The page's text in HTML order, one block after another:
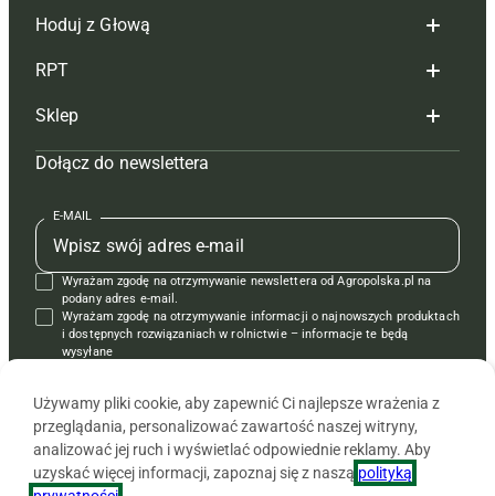
Redakcja
Reklama
Tagi
Mapa serwisu
Kontakt
Regulamin
Polityka prywatności
Hoduj z Głową
Hoduj z głową bydło
Hoduj z głową świnie
Prenumerata
Redakcja
Kontakt
Reklama
RPT
Redakcja
Prenumerata
Reklama
Kontakt
Krzyżówki
Sklep
Czasopisma i prenumerata
Książki
Regulamin
Dołącz do newslettera
E-MAIL
Wyrażam zgodę na otrzymywanie newslettera od Agropolska.pl na
podany adres e-mail.
Wyrażam zgodę na otrzymywanie informacji o najnowszych produktach
i dostępnych rozwiązaniach w rolnictwie – informacje te będą
wysyłane
Używamy pliki cookie, aby zapewnić Ci najlepsze wrażenia z
przeglądania, personalizować zawartość naszej witryny,
analizować jej ruch i wyświetlać odpowiednie reklamy. Aby
uzyskać więcej informacji, zapoznaj się z naszą polityką